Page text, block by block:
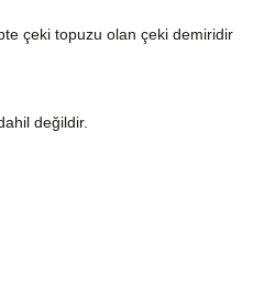
çeki topuzu olan çeki demiridir
değildir.